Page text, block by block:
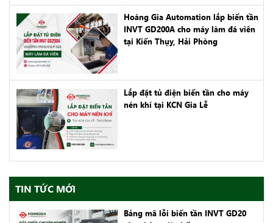
Hoàng Gia Automation lắp biến tần
INVT GD200A cho máy làm đá viên
tại Kiến Thụy, Hải Phòng
Lắp đặt tủ điện biến tần cho máy
nén khí tại KCN Gia Lễ
TIN TỨC MỚI
Bảng mã lỗi biến tần INVT GD20